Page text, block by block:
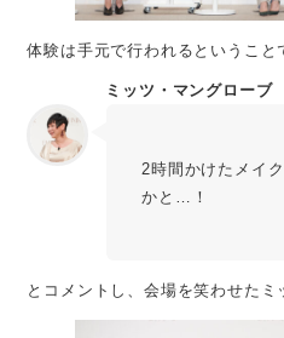
体験は手元で行われるということ
ミッツ・マングローブ
2時間かけたメイ
かと…！
とコメントし、会場を笑わせたミ